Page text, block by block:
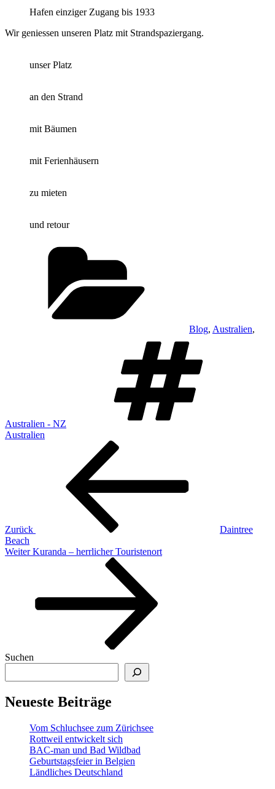
Hafen einziger Zugang bis 1933
Wir geniessen unseren Platz mit Strandspaziergang.
unser Platz
an den Strand
mit Bäumen
mit Ferienhäusern
zu mieten
und retour
Blog, Australien,
Australien - NZ
Australien
Beitragsnavigation
Zurück
Daintree
Beach
Nächster
Weiter Kuranda – herrlicher Touristenort
Suchen
Neueste Beiträge
Vom Schluchsee zum Zürichsee
Rottweil entwickelt sich
BAC-man und Bad Wildbad
Geburtstagsfeier in Belgien
Ländliches Deutschland